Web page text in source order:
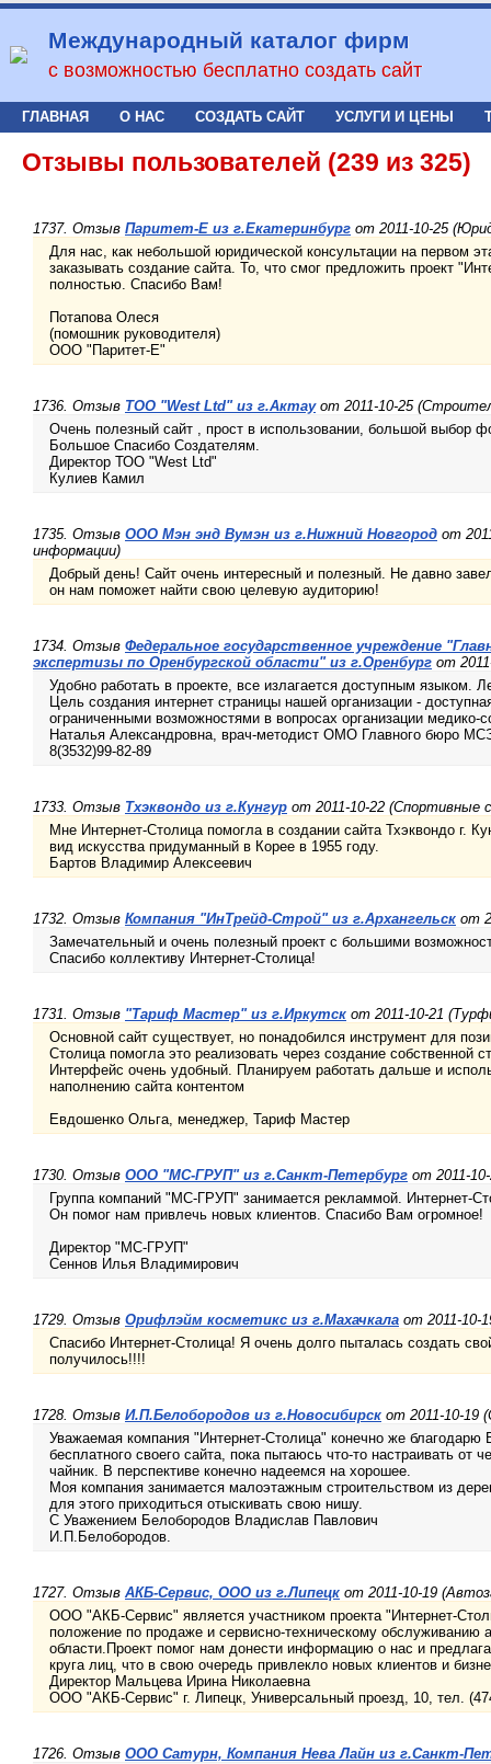
Международный каталог фирм
с возможностью бесплатно создать сайт
ГЛАВНАЯ О НАС СОЗДАТЬ САЙТ УСЛУГИ И ЦЕНЫ
Отзывы пользователей (239 из 325)
1737. Отзыв Паритет-Е из г.Екатеринбург от 2011-10-25
Для нас, как небольшой юридической консультации на первом
заказывать создание сайта. То, что смог предложить проект
полностью. Спасибо Вам!
Потапова Олеся
(помошник руководителя)
ООО "Паритет-Е"
1736. Отзыв ТОО "West Ltd" из г.Актауот 2011-10-25
Очень полезный сайт , прост в использовании, большой выбор
Большое Спасибо Создателям.
Директор ТОО "West Ltd"
Кулиев Камил
1735. Отзыв ООО Мэн энд Вумэн из г.Нижний Новгород от
информации)
Добрый день! Сайт очень интересный и полезный. Не давно
он нам поможет найти свою целевую аудиторию!
1734. Отзыв Федеральное государственное учреждение
экспертизы по Оренбургской области" из г.Оренбург от
Удобно работать в проекте, все излагается доступным языком.
Цель создания интернет страницы нашей организации -
ограниченными возможностями в вопросах организации медико-
Наталья Александровна, врач-методист ОМО Главного бюро
8(3532)99-82-89
1733. Отзыв Тхэквондо из г.Кунгур от 2011-10-22 (Спортивные
Мне Интернет-Столица помогла в создании сайта Тхэквондо г.
вид искусства придуманный в Корее в 1955 году.
Бартов Владимир Алексеевич
1732. Отзыв Компания "ИнТрейд-Строй" из г.Архангельск от
Замечательный и очень полезный проект с большими
Спасибо коллективу Интернет-Столица!
1731. Отзыв "Тариф Мастер" из г.Иркутск от 2011-10-21
Основной сайт существует, но понадобился инструмент для
Столица помогла это реализовать через создание собственной
Интерфейс очень удобный. Планируем работать дальше и
наполнению сайта контентом
Евдошенко Ольга, менеджер, Тариф Мастер
1730. Отзыв ООО "МС-ГРУП" из г.Санкт-Петербург от 2011-
Группа компаний "МС-ГРУП" занимается рекламмой. Интернет-
Он помог нам привлечь новых клиентов. Спасибо Вам огромное!
Директор "МС-ГРУП"
Сеннов Илья Владимирович
1729. Отзыв Орифлэйм косметикс из г.Махачкала от 2011-10-
Спасибо Интернет-Столица! Я очень долго пыталась создать
получилось!!!!
1728. Отзыв И.П.Белобородов из г.Новосибирск от 2011-10-19
Уважаемая компания "Интернет-Столица" конечно же благодарю
бесплатного своего сайта, пока пытаюсь что-то настраивать от
чайник. В перспективе конечно надеемся на хорошее.
Моя компания занимается малоэтажным строительством из
для этого приходиться отыскивать свою нишу.
С Уважением Белобородов Владислав Павлович
И.П.Белобородов.
1727. Отзыв АКБ-Сервис, ООО из г.Липецк от 2011-10-19
ООО "АКБ-Сервис" является участником проекта "Интернет-
положение по продаже и сервисно-техническому обслуживанию
области.Проект помог нам донести информацию о нас и
круга лиц, что в свою очередь привлекло новых клиентов и
Директор Мальцева Ирина Николаевна
ООО "АКБ-Сервис" г. Липецк, Универсальный проезд, 10, тел.
1726. Отзыв ООО Сатурн, Компания Нева Лайн из г.Санкт-